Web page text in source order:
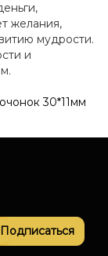
желания,
мудрости.
и
30*11мм
Подписаться